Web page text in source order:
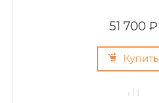
51 700 ₽
Купить